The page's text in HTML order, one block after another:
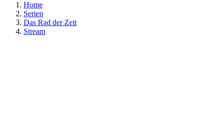
Home
Serien
Das Rad der Zeit
Stream